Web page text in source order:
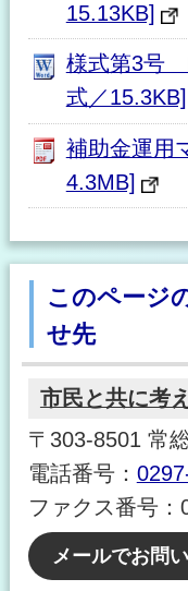
15.13KB]
様式第3号
式／15.3KB]
補助金運用
4.3MB]
このページ
せ先
市民と共に考
〒303-8501 常
電話番号：
ファクス番号
メールでお問